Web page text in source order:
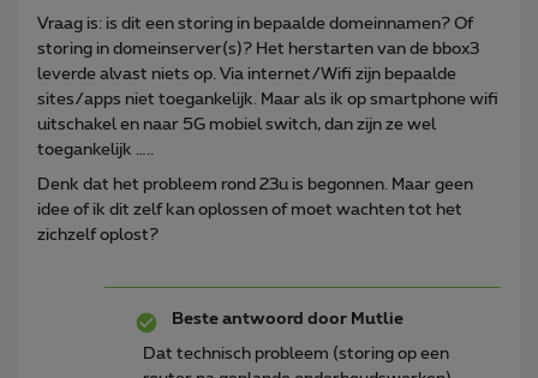
Vraag is: is dit een storing in bepaalde domeinnamen? Of
storing in domeinserver(s)? Het herstarten van de bbox3
leverde alvast niets op. Via internet/Wifi zijn bepaalde
sites/apps niet toegankelijk. Maar als ik op smartphone wifi
uitschakel en naar 5G mobiel switch, dan zijn ze wel
toegankelijk …..
Denk dat het probleem rond 23u is begonnen. Maar geen
idee of ik dit zelf kan oplossen of moet wachten tot het
zichzelf oplost?
Beste antwoord door Mutlie
Dat technisch probleem (storing op een